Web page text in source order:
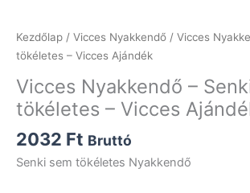
Kezdőlap / Vicces Nyakkendő / Vicces
tökéletes – Vicces Ajándék
Vicces Nyakkendő –
tökéletes – Vicces
2032 Ft Bruttó
Senki sem tökéletes Nyakkendő